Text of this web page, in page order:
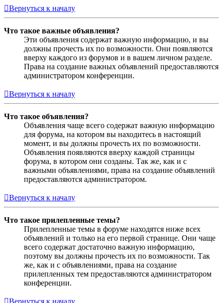
Вернуться к началу
Что такое важные объявления?
Эти объявления содержат важную информацию, и вы
должны прочесть их по возможности. Они появляются
вверху каждого из форумов и в вашем личном разделе.
Права на создание важных объявлений предоставляются
администратором конференции.
Вернуться к началу
Что такое объявления?
Объявления чаще всего содержат важную информацию
для форума, на котором вы находитесь в настоящий
момент, и вы должны прочесть их по возможности.
Объявления появляются вверху каждой страницы
форума, в котором они созданы. Так же, как и с
важными объявлениями, права на создание объявлений
предоставляются администратором.
Вернуться к началу
Что такое прилепленные темы?
Прилепленные темы в форуме находятся ниже всех
объявлений и только на его первой странице. Они чаще
всего содержат достаточно важную информацию,
поэтому вы должны прочесть их по возможности. Так
же, как и с объявлениями, права на создание
прилепленных тем предоставляются администратором
конференции.
Вернуться к началу